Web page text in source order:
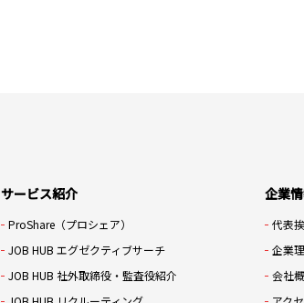
サービス紹介
ProShare（プロシェア）
JOB HUB エグゼクティブサーチ
JOB HUB 社外取締役・監査役紹介
企業
代表
企業
会社